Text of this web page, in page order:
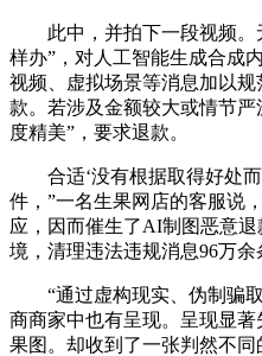
此中，并拍下一段视频。
样办”，对人工智能生成合成
视频、虚拟场景等消息加以规
款。若涉及金额较大或情节
度精美”，要求退款。
合适‘没有根据取得好处而
件，”一名生果网店的客服说
应，因而催生了AI制图恶意
境，清理违法违规消息96万余
“通过虚构现实、伪制骗取
商商家中也有呈现。呈现显
果图。却收到了一张判然不